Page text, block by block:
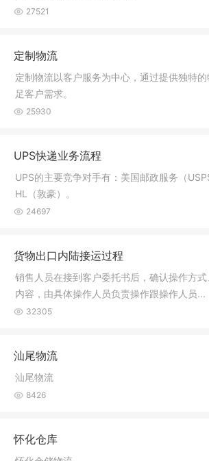
27521
定制物流
定制物流以客户服务为中心，通过提供独特
足客户需求。
25930
UPS快递业务流程
UPS的主要竞争对手有：美国邮政服务（
HL（敦豪）。
24697
货物出口内陆接运过程
销售人员在接到客户委托书后，确认操作方
内容，由具体操作人员负责操作跟操作人员...
32305
汕尾物流
汕尾物流
8426
怀化仓库